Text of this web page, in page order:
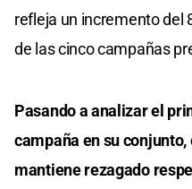
refleja un incremento del
de las cinco campañas
Pasando a analizar el
campaña en su
mantiene rezagado